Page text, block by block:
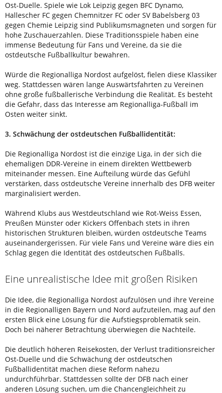
Ost-Duelle. Spiele wie Lok Leipzig gegen BFC Dynamo,
Hallescher FC gegen Chemnitzer FC oder SV Babelsberg 03
gegen Chemie Leipzig sind Publikumsmagneten und sorgen für
hohe Zuschauerzahlen. Diese Traditionsspiele haben eine
immense Bedeutung für Fans und Vereine, da sie die
ostdeutsche Fußballkultur bewahren.
Würde die Regionalliga Nordost aufgelöst, fielen diese Klassiker
weg. Stattdessen wären lange Auswärtsfahrten zu Vereinen
ohne große fußballerische Verbindung die Realität. Es besteht
die Gefahr, dass das Interesse am Regionalliga-Fußball im
Osten weiter sinkt.
3. Schwächung der ostdeutschen Fußballidentität:
Die Regionalliga Nordost ist die einzige Liga, in der sich die
ehemaligen DDR-Vereine in einem direkten Wettbewerb
miteinander messen. Eine Aufteilung würde das Gefühl
verstärken, dass ostdeutsche Vereine innerhalb des DFB weiter
marginalisiert werden.
Während Klubs aus Westdeutschland wie Rot-Weiss Essen,
Preußen Münster oder Kickers Offenbach stets in ihren
historischen Strukturen bleiben, würden ostdeutsche Teams
auseinandergerissen. Für viele Fans und Vereine wäre dies ein
Schlag gegen die Identität des ostdeutschen Fußballs.
Eine unrealistische Idee mit großen Risiken
Die Idee, die Regionalliga Nordost aufzulösen und ihre Vereine
in die Regionalligen Bayern und Nord aufzuteilen, mag auf den
ersten Blick eine Lösung für die Aufstiegsproblematik sein.
Doch bei näherer Betrachtung überwiegen die Nachteile.
Die deutlich höheren Reisekosten, der Verlust traditionsreicher
Ost-Duelle und die Schwächung der ostdeutschen
Fußballidentität machen diese Reform nahezu
undurchführbar. Stattdessen sollte der DFB nach einer
anderen Lösung suchen, um die Chancengleichheit zu